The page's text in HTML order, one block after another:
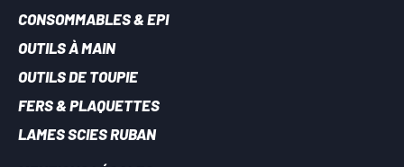
CONSOMMABLES & EPI
OUTILS À MAIN
OUTILS DE TOUPIE
FERS & PLAQUETTES
LAMES SCIES RUBAN